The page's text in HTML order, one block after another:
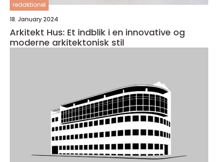
redaktionel
18. January 2024
Arkitekt Hus: Et indblik i en innovative og
moderne arkitektonisk stil